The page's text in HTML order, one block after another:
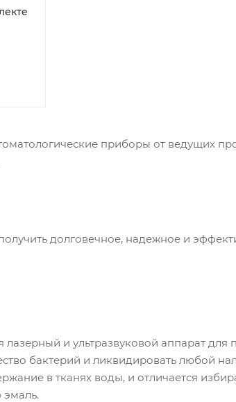
приборы от ведущих
долговечное, надежное и
и ультразвуковой аппарат
бактерий и ликвидировать любой
в тканях воды, и отличается
эмаль.